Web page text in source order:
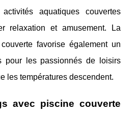
aquatiques couvertes
relaxation et amusement. La
favorise également un
pour les passionnés de loisirs
les températures descendent.
avec piscine couverte